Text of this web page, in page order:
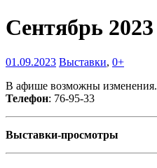
Сентябрь 2023
01.09.2023 Выставки, 0+
В афише возможны изменения.
Телефон: 76-95-33
Выставки-просмотры